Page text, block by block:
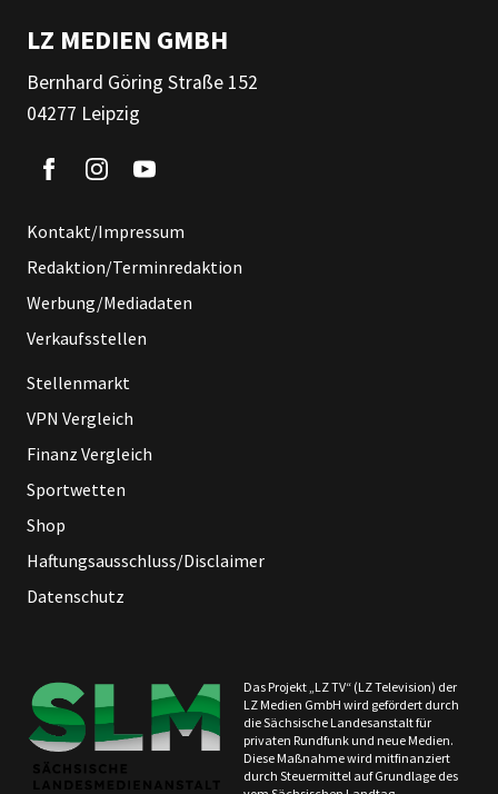
LZ MEDIEN GMBH
Bernhard Göring Straße 152
04277 Leipzig
Kontakt/Impressum
Redaktion/Terminredaktion
Werbung/Mediadaten
Verkaufsstellen
Stellenmarkt
VPN Vergleich
Finanz Vergleich
Sportwetten
Shop
Haftungsausschluss/Disclaimer
Datenschutz
Das Projekt „LZ TV“ (LZ Television) der
LZ Medien GmbH wird gefördert durch
die Sächsische Landesanstalt für
privaten Rundfunk und neue Medien.
Diese Maßnahme wird mitfinanziert
durch Steuermittel auf Grundlage des